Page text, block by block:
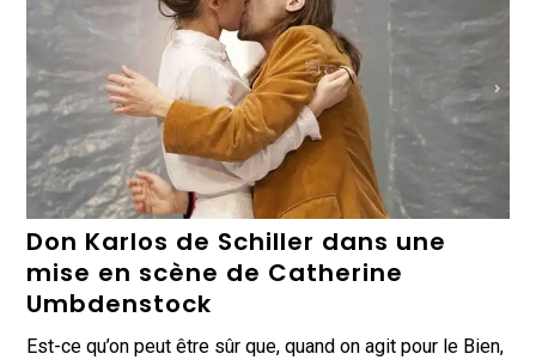
Don Karlos de Schiller dans une
mise en scène de Catherine
Umbdenstock
Est-ce qu’on peut être sûr que, quand on agit pour le Bien,